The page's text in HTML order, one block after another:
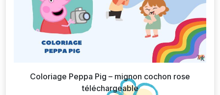
Coloriage Peppa Pig – mignon cochon rose
téléchargeable